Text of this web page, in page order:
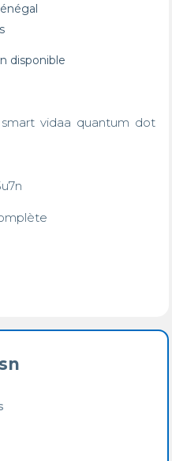
disponible
vidaa quantum dot